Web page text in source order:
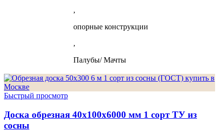
,
опорные конструкции
,
Палубы/ Мачты
Быстрый просмотр
Доска обрезная 40х100х6000 мм 1 сорт ТУ из
сосны